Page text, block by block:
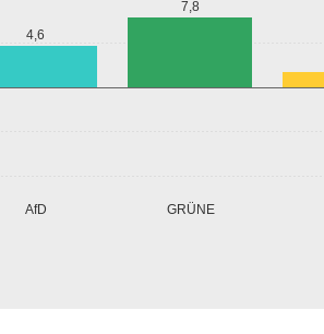
AfD GRÜNE
4,6
7,8